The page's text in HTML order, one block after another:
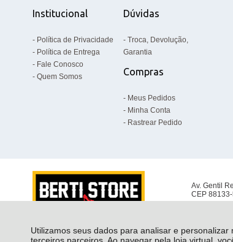
Utilizamos seus dados para analisar e
Institucional
Política de Privacidade
Política de Entrega
Fale Conosco
Quem Somos
Dúvidas
Troca, Devolução,
Garantia
Compras
Meus Pedidos
Minha Conta
Rastrear Pedido
Av. Gentil
CEP